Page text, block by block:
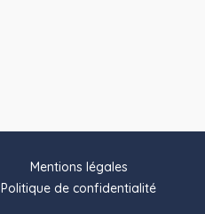
Mentions légales
Politique de confidentialité